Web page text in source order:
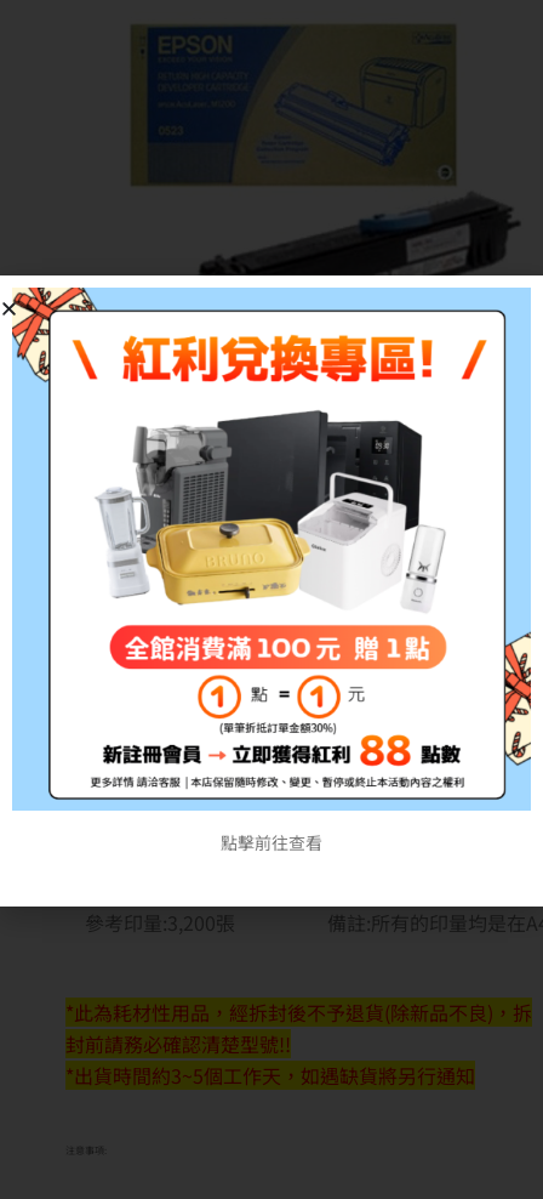
EPSON M1200 原廠
產品料號: S050523
參考印量:3,200張 備註:所有的印量均是在
*此為耗材性用品，經拆封後不予退貨(除新品不良)，拆
封前請務必確認清楚型號!!
*出貨時間約3~5個工作天，如遇缺貨將另行通知
注意事項:
點擊前往查看